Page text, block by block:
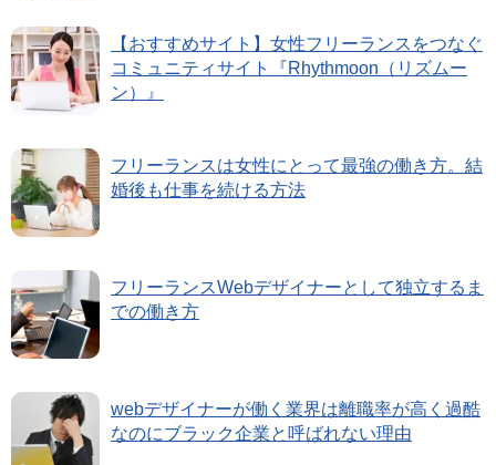
【おすすめサイト】女性フリーランスをつなぐ
コミュニティサイト『Rhythmoon（リズムー
ン）』
フリーランスは女性にとって最強の働き方。結
婚後も仕事を続ける方法
フリーランスWebデザイナーとして独立するま
での働き方
webデザイナーが働く業界は離職率が高く過酷
なのにブラック企業と呼ばれない理由